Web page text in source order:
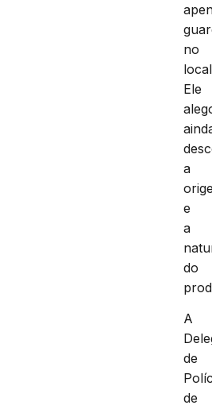
no
Ele
a
e
a
do
A
de
de